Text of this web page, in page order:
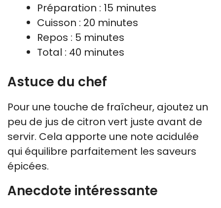
Préparation : 15 minutes
Cuisson : 20 minutes
Repos : 5 minutes
Total : 40 minutes
Astuce du chef
Pour une touche de fraîcheur, ajoutez un
peu de jus de citron vert juste avant de
servir. Cela apporte une note acidulée
qui équilibre parfaitement les saveurs
épicées.
Anecdote intéressante